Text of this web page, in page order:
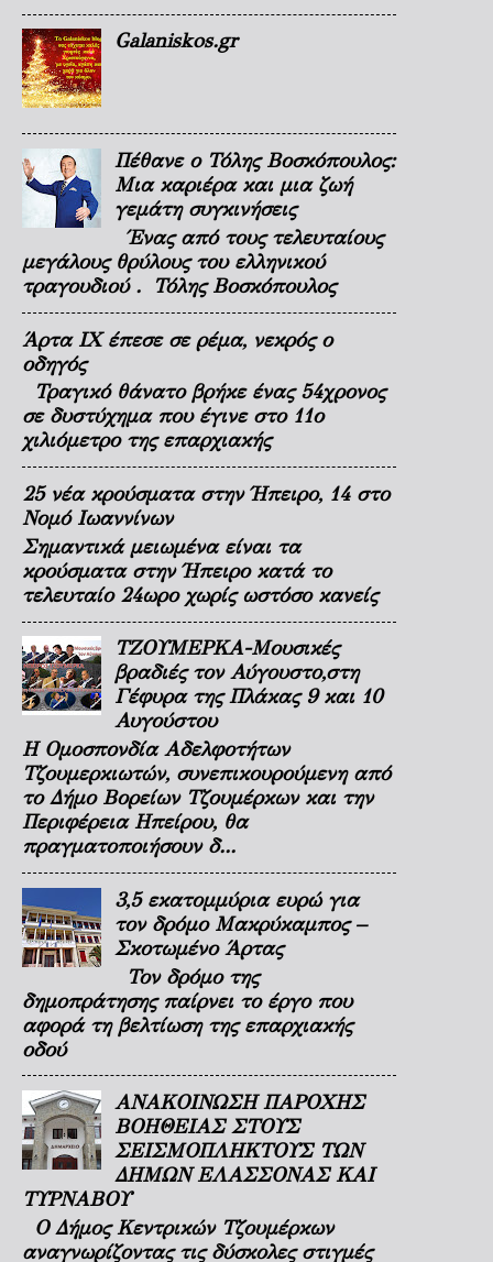
Galaniskos.gr
Πέθανε ο Τόλης Βοσκόπουλος:
Μια καριέρα και μια ζωή
γεμάτη συγκινήσεις
Ένας από τους τελευταίους
μεγάλους θρύλους του ελληνικού
τραγουδιού . Τόλης Βοσκόπουλος
Άρτα ΙΧ έπεσε σε ρέμα, νεκρός ο
οδηγός
Τραγικό θάνατο βρήκε ένας 54χρονος
σε δυστύχημα που έγινε στο 11ο
χιλιόμετρο της επαρχιακής
25 νέα κρούσματα στην Ήπειρο, 14 στο
Νομό Ιωαννίνων
Σημαντικά μειωμένα είναι τα
κρούσματα στην Ήπειρο κατά το
τελευταίο 24ωρο χωρίς ωστόσο κανείς
ΤΖΟΥΜΕΡΚΑ-Μουσικές
βραδιές τον Αύγουστο,στη
Γέφυρα της Πλάκας 9 και 10
Αυγούστου
Η Ομοσπονδία Αδελφοτήτων
Τζουμερκιωτών, συνεπικουρούμενη από
το Δήμο Βορείων Τζουμέρκων και την
Περιφέρεια Ηπείρου, θα
πραγματοποιήσουν δ...
3,5 εκατομμύρια ευρώ για
τον δρόμο Μακρύκαμπος –
Σκοτωμένο Άρτας
Τον δρόμο της
δημοπράτησης παίρνει το έργο που
αφορά τη βελτίωση της επαρχιακής
οδού
ΑΝΑΚΟΙΝΩΣΗ ΠΑΡΟΧΗΣ
ΒΟΗΘΕΙΑΣ ΣΤΟΥΣ
ΣΕΙΣΜΟΠΛΗΚΤΟΥΣ ΤΩΝ
ΔΗΜΩΝ ΕΛΑΣΣΟΝΑΣ ΚΑΙ
ΤΥΡΝΑΒΟΥ
Ο Δήμος Κεντρικών Τζουμέρκων
αναγνωρίζοντας τις δύσκολες στιγμές